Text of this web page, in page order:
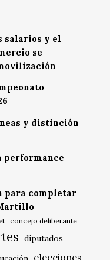
salarios y el
se
y distinción
performance
para completar
concejo deliberante
diputados
elecciones